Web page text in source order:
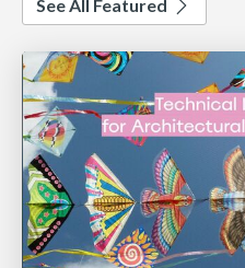
See All Featured